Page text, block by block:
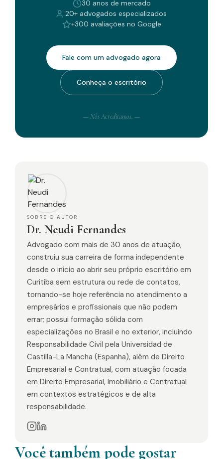
30 anos de mercado
20+ advogados especializados
+300 avaliações no Google
Fale com um advogado agora
Conheça o escritório
— Nós Acreditamos. —
SOBRE O AUTOR
Dr. Neudi Fernandes
Advogado com mais de 30 anos de atuação,
construiu sua carreira de forma independente
desde o início ao abrir seu próprio escritório em
Curitiba sem estrutura ou rede de contatos,
tornando-se hoje referência no atendimento a
empresários e profissionais que não podem
errar; possui formação sólida com
especializações no Brasil e no exterior, incluindo
Responsabilidade Civil pela Universidad de
Castilla-La Mancha (Espanha), além de Direito
Empresarial e Contratual, com atuação focada
em Direito Empresarial, Imobiliário e Contratual
em contextos estratégicos e de alta
responsabilidade.
Você também pode gostar